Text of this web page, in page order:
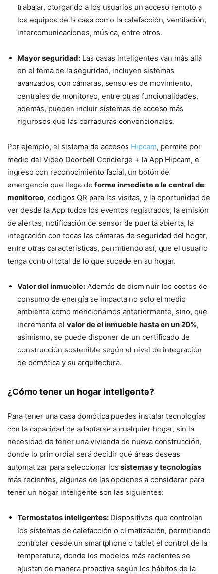
trabajar, otorgando a los usuarios un acceso remoto a
los equipos de la casa como la calefacción, ventilación,
intercomunicaciones, música, entre otros.
Mayor seguridad: Las casas inteligentes van más allá
en el tema de la seguridad, incluyen sistemas
avanzados, con cámaras, sensores de movimiento,
centrales de monitoreo, entre otras funcionalidades,
además, pueden incluir sistemas de acceso más
rigurosos que las cerraduras convencionales.
Por ejemplo, el sistema de accesos Hipcam, permite por
medio del Video Doorbell Concierge + la App Hipcam, el
ingreso con reconocimiento facial, un botón de
emergencia que llega de forma inmediata a la central de
monitoreo, códigos QR para las visitas, y la oportunidad de
ver desde la App todos los eventos registrados, la emisión
de alertas, notificación de sensor de puerta abierta, la
integración con todas las cámaras de seguridad del hogar,
entre otras características, permitiendo así, que el usuario
tenga control total de lo que sucede en su hogar.
Valor del inmueble: Además de disminuir los costos de
consumo de energía se impacta no solo el medio
ambiente como mencionamos anteriormente, sino, que
incrementa el valor de el inmueble hasta en un 20%,
asimismo, se puede disponer de un certificado de
construcción sostenible según el nivel de integración
de domótica y su arquitectura.
¿Cómo tener un hogar inteligente?
Para tener una casa domótica puedes instalar tecnologías
con la capacidad de adaptarse a cualquier hogar, sin la
necesidad de tener una vivienda de nueva construcción,
donde lo primordial será decidir qué áreas deseas
automatizar para seleccionar los sistemas y tecnologías
más recientes, algunas de las opciones a considerar para
tener un hogar inteligente son las siguientes:
Termostatos inteligentes: Dispositivos que controlan
los sistemas de calefacción o climatización, permitiendo
controlar desde un smartphone o tablet el control de la
temperatura; donde los modelos más recientes se
ajustan de manera proactiva según los hábitos de la